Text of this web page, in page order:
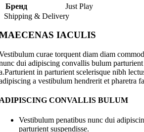
Бренд
Just Play
Shipping & Delivery
IACULIS
curae torquent diam diam
dui adipiscing convallis bulum parturient
in parturient scelerisque nibh
a vestibulum hendrerit et pharetra
CONVALLIS BULUM
Vestibulum penatibus nunc dui
parturient suspendisse.